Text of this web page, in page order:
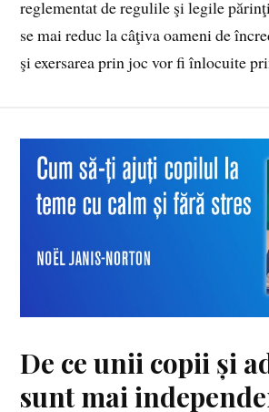
reglementat de regulile şi legile
se mai reduc la câţiva oameni de
şi exersarea prin joc vor fi înlocuite
De ce unii copii și
sunt mai